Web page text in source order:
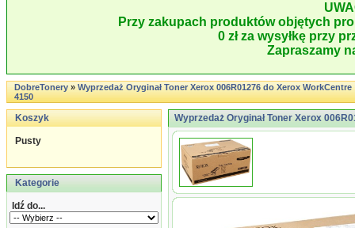
Przy zakupach produktów objętych
0 zł za wysyłkę przy
Zapraszamy
DobreTonery»Wyprzedaż Oryginał Toner Xerox 006R01276 do Xerox WorkCentre
4150
Koszyk
Pusty
Kategorie
Idź do...
Wyprzedaż Oryginał Toner Xerox